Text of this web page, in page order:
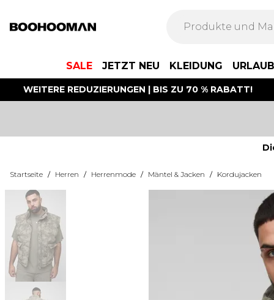
SALE JETZT NEU KLEIDUNG
WEITERE REDUZIERUNGEN | BIS ZU 70 % RABATT!
Startseite / Herren / Herrenmode / Mäntel & Jacken / Kordujacken